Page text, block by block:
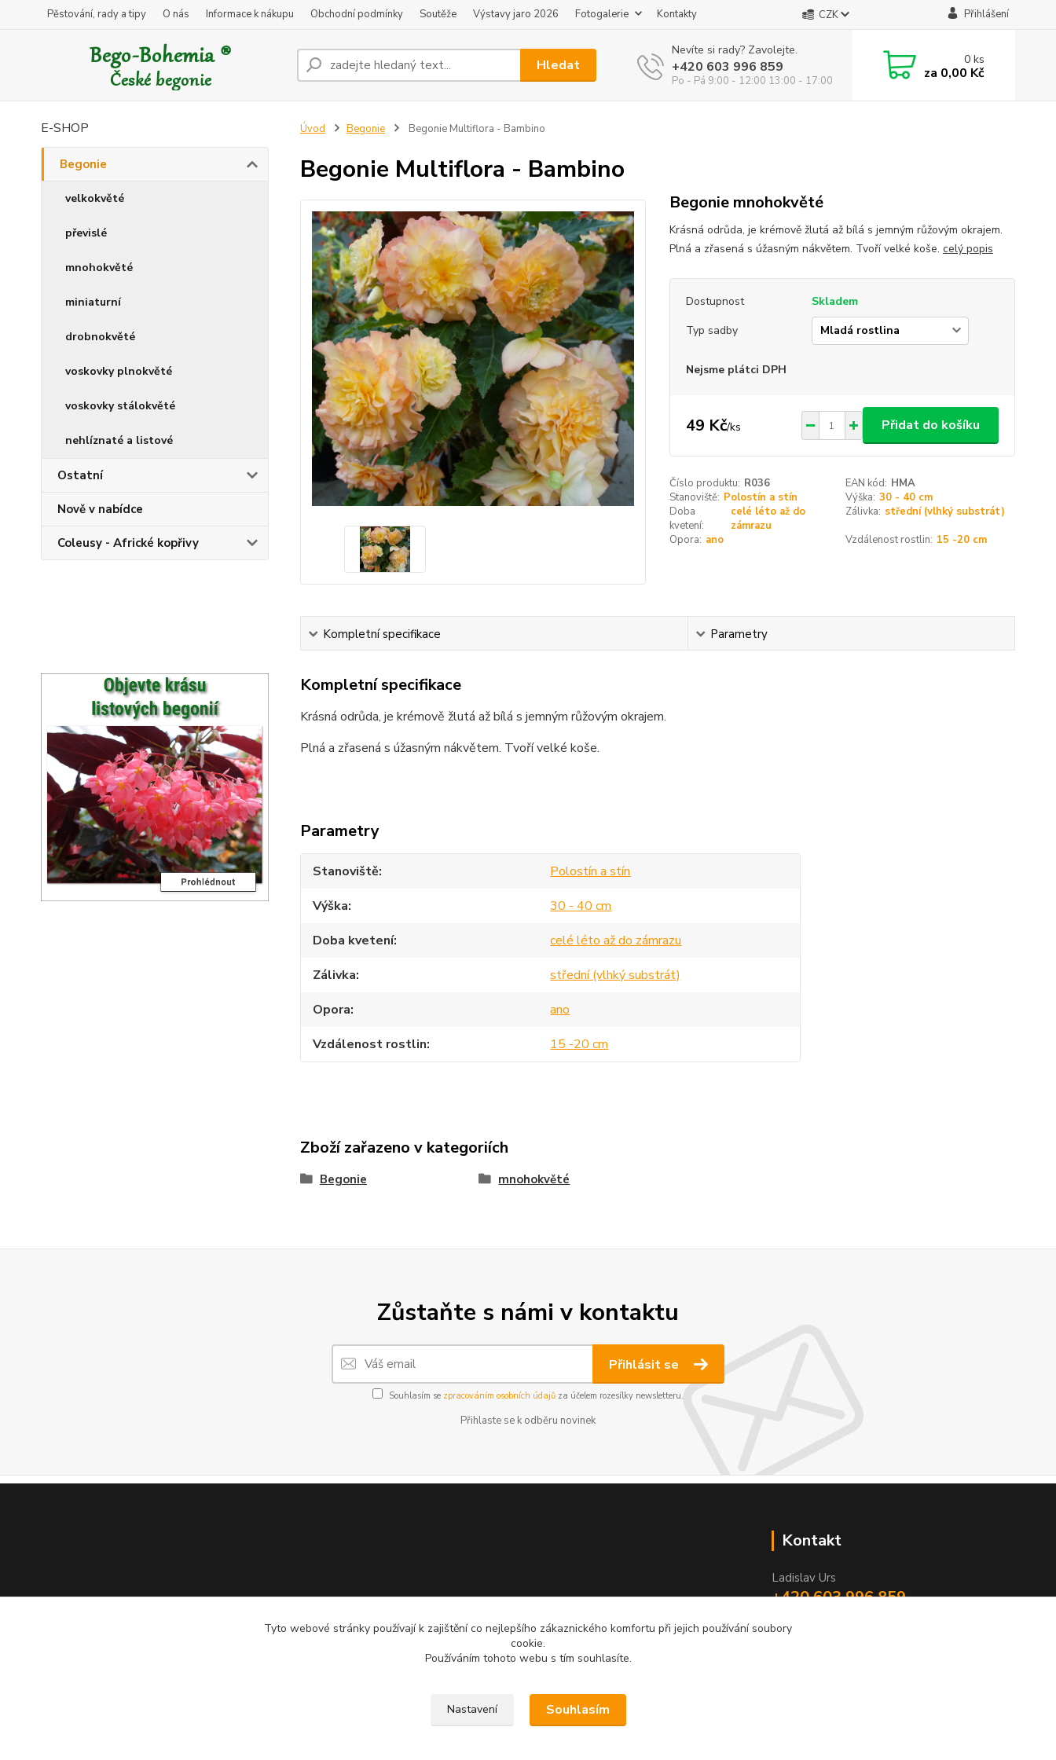
Pěstování, rady a tipy O nás Informace k nákupu Obchodní podmínky Soutěže Výstavy jaro 2026 Fotogalerie Kontakty CZK Přihlášení
Hledat
Nevíte si rady? Zavolejte.
+420 603 996 859
Po - Pá 9:00 - 12:00 13:00 - 17:00
0ks
za 0,00 Kč
E-SHOP
Begonie
velkokvěté
převislé
mnohokvěté
miniaturní
drobnokvěté
voskovky plnokvěté
voskovky stálokvěté
nehlíznaté a listové
Ostatní
Nově v nabídce
Coleusy - Africké kopřivy
Úvod Begonie Begonie Multiflora - Bambino
Begonie Multiflora - Bambino
Begonie mnohokvěté
Krásná odrůda, je krémově žlutá až bílá s jemným růžovým okrajem.
Plná a zřasená s úžasným nákvětem. Tvoří velké koše. celý popis
Dostupnost
Skladem
Typ sadby
Nejsme plátci DPH
49 Kč/ks Přidat do košíku
Číslo produktu: R036 EAN kód: HMA
Stanoviště: Polostín a stín Výška: 30 - 40 cm
Doba
kvetení:
celé léto až do
zámrazu
Zálivka: střední (vlhký substrát)
Opora: ano Vzdálenost rostlin: 15 -20 cm
Kompletní specifikace Parametry
Kompletní specifikace
Krásná odrůda, je krémově žlutá až bílá s jemným růžovým okrajem.
Plná a zřasená s úžasným nákvětem. Tvoří velké koše.
Parametry
Stanoviště
Polostín a stín
Výška
30 - 40 cm
Doba kvetení
celé léto až do zámrazu
Zálivka
střední (vlhký substrát)
Opora
ano
Vzdálenost rostlin
15 -20 cm
Zboží zařazeno v kategoriích
Begonie mnohokvěté
Zůstaňte s námi v kontaktu
Přihlásit se
Souhlasím se zpracováním osobních údajů za účelem rozesílky newsletteru.
Přihlaste se k odběru novinek
Kontakt
Ladislav Urs
+420 603 996 859
Tyto webové stránky používají k zajištění co nejlepšího zákaznického komfortu při jejich používání soubory
cookie.
Používáním tohoto webu s tím souhlasíte.
Nastavení Souhlasím